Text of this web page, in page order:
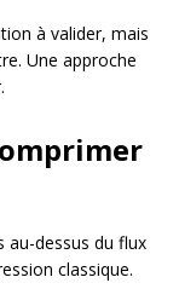
à valider, mais
Une approche
au-dessus du flux
classique.